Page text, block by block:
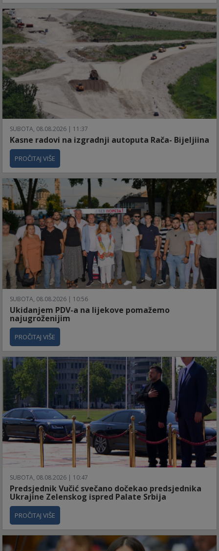
SUBOTA, 08.08.2026 | 11:37
Kasne radovi na izgradnji autoputa Rača- Bijeljiina
PROČITAJ VIŠE
SUBOTA, 08.08.2026 | 10:56
Ukidanjem PDV-a na lijekove pomažemo
najugroženijim
PROČITAJ VIŠE
SUBOTA, 08.08.2026 | 10:47
Predsjednik Vučić svečano dočekao predsjednika
Ukrajine Zelenskog ispred Palate Srbija
PROČITAJ VIŠE